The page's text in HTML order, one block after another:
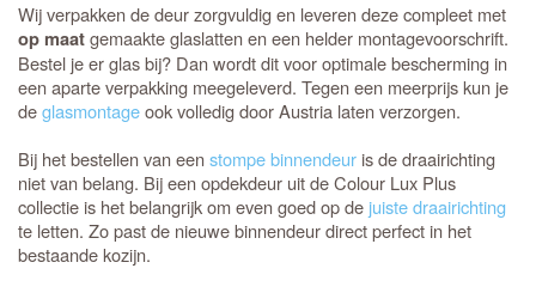
Wij verpakken de deur zorgvuldig en leveren deze compleet met
op maatgemaakte glaslatten en een helder montagevoorschrift.
Bestel je er glas bij? Dan wordt dit voor optimale bescherming in
een aparte verpakking meegeleverd. Tegen een meerprijs kun je
deglasmontageook volledig door Austria laten verzorgen.
Bij het bestellen van eenstompe binnendeur is de draairichting
niet van belang. Bij een opdekdeur uit de Colour Lux Plus
collectie is het belangrijk om even goed op de juiste draairichting
te letten. Zo past de nieuwe binnendeur direct perfect in het
bestaande kozijn.